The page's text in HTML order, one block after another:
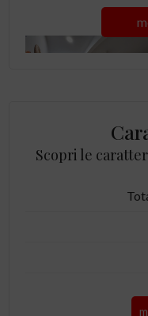
Scopri le